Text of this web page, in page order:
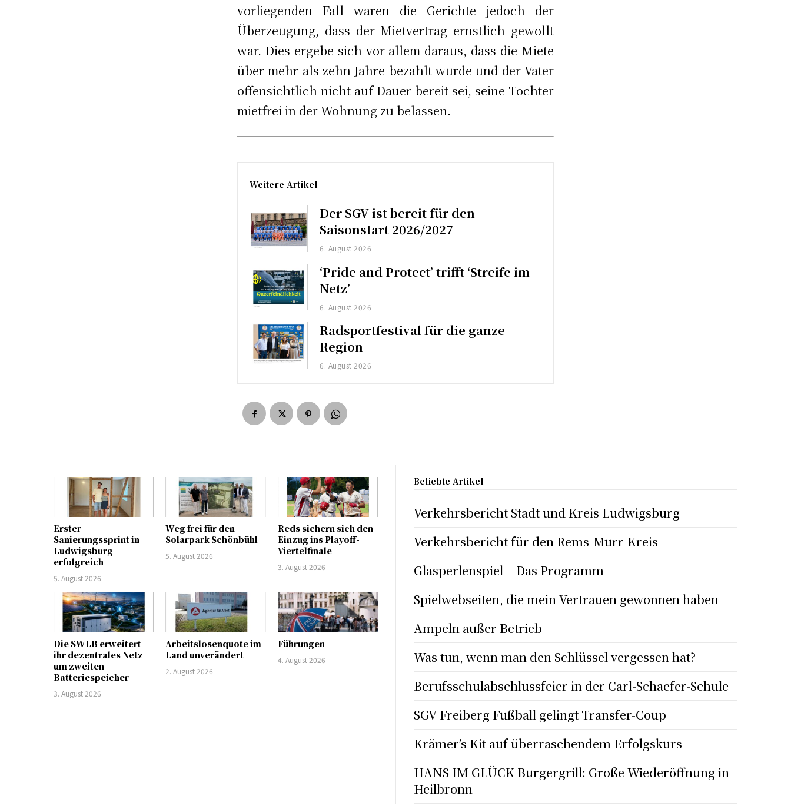
vorliegenden Fall waren die Gerichte jedoch der
Überzeugung, dass der Mietvertrag ernstlich gewollt
war. Dies ergebe sich vor allem daraus, dass die Miete
über mehr als zehn Jahre bezahlt wurde und der Vater
offensichtlich nicht auf Dauer bereit sei, seine Tochter
mietfrei in der Wohnung zu belassen.
Weitere Artikel
Der SGV ist bereit für den
Saisonstart 2026/2027
6. August 2026
‘Pride and Protect’ trifft ‘Streife im
Netz’
6. August 2026
Radsportfestival für die ganze
Region
6. August 2026
Erster
Sanierungssprint in
Ludwigsburg
erfolgreich
5. August 2026
Weg frei für den
Solarpark Schönbühl
5. August 2026
Reds sichern sich den
Einzug ins Playoff-
Viertelfinale
3. August 2026
Die SWLB erweitert
ihr dezentrales Netz
um zweiten
Batteriespeicher
3. August 2026
Arbeitslosenquote im
Land unverändert
2. August 2026
Führungen
4. August 2026
Beliebte Artikel
Verkehrsbericht Stadt und Kreis Ludwigsburg
Verkehrsbericht für den Rems-Murr-Kreis
Glasperlenspiel – Das Programm
Spielwebseiten, die mein Vertrauen gewonnen haben
Ampeln außer Betrieb
Was tun, wenn man den Schlüssel vergessen hat?
Berufsschulabschlussfeier in der Carl-Schaefer-Schule
SGV Freiberg Fußball gelingt Transfer-Coup
Krämer’s Kit auf überraschendem Erfolgskurs
HANS IM GLÜCK Burgergrill: Große Wiederöffnung in
Heilbronn